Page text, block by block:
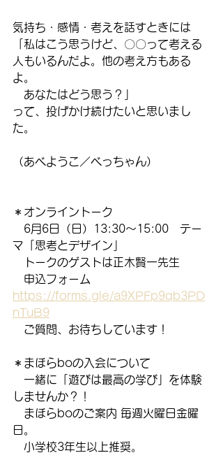
気持ち・感情・考えを話すときには
「私はこう思うけど、〇〇って考える
人もいるんだよ。他の考え方もある
よ。
あなたはどう思う？」
って、投げかけ続けたいと思いまし
た。
（あべようこ／べっちゃん）
＊オンライントーク
6月6日（日）13:30～15:00　テー
マ「思考とデザイン」
トークのゲストは正木賢一先生
申込フォーム
https://forms.gle/a9XPFp9qb3PD
nTuB9
ご質問、お待ちしています！
＊まほらboの入会について
一緒に「遊びは最高の学び」を体験
しませんか？！
まほらboのご案内 毎週火曜日金曜
日。
小学校3年生以上推奨。